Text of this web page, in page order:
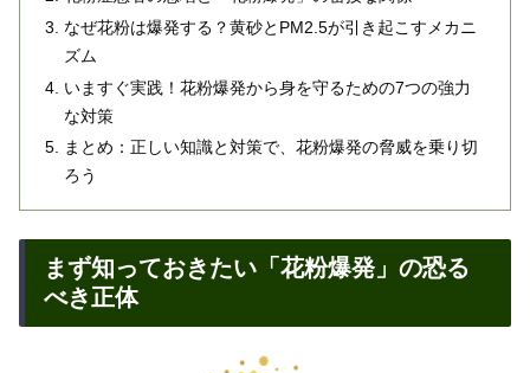
なぜ花粉は爆発する？黄砂とPM2.5が引き起こすメカニ
ズム
いますぐ実践！花粉爆発から身を守るための7つの強力
な対策
まとめ：正しい知識と対策で、花粉爆発の脅威を乗り切
ろう
まず知っておきたい「花粉爆発」の恐る
べき正体